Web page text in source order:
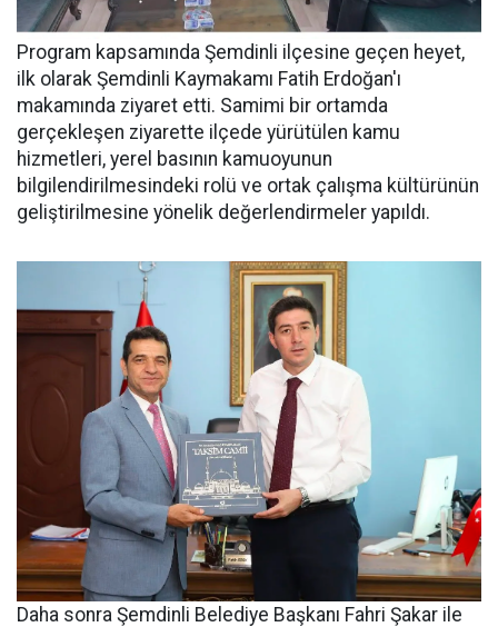
Program kapsamında Şemdinli ilçesine geçen heyet,
ilk olarak Şemdinli Kaymakamı Fatih Erdoğan'ı
makamında ziyaret etti. Samimi bir ortamda
gerçekleşen ziyarette ilçede yürütülen kamu
hizmetleri, yerel basının kamuoyunun
bilgilendirilmesindeki rolü ve ortak çalışma kültürünün
geliştirilmesine yönelik değerlendirmeler yapıldı.
Daha sonra Şemdinli Belediye Başkanı Fahri Şakar ile